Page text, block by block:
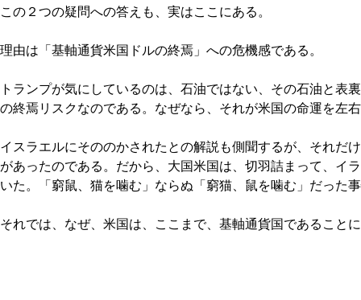
この２つの疑問への答えも、実はここにある。
理由は「基軸通貨米国ドルの終焉」への危機感である。
トランプが気にしているのは、石油ではない、その石油と表
の終焉リスクなのである。なぜなら、それが米国の命運を左
イスラエルにそののかされたとの解説も側聞するが、それだ
があったのである。だから、大国米国は、切羽詰まって、イ
いた。「窮鼠、猫を噛む」ならぬ「窮猫、鼠を噛む」だった
それでは、なぜ、米国は、ここまで、基軸通貨国であること